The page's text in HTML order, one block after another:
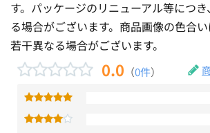
す。パッケージのリニューアル等につ
る場合がございます。商品画像の色合い
若干異なる場合がございます。
0.0 （0件）